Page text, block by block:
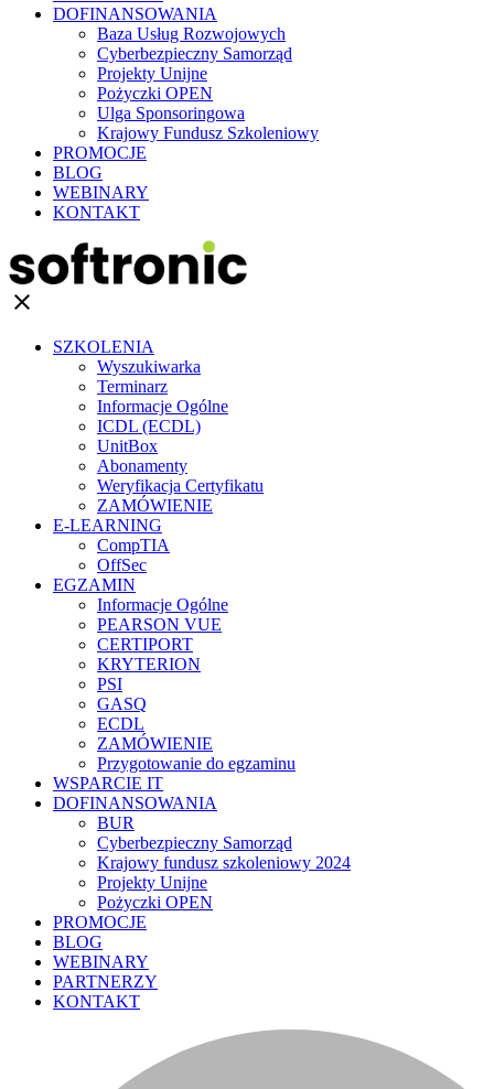
DOFINANSOWANIA
Baza Usług Rozwojowych
Cyberbezpieczny Samorząd
Projekty Unijne
Pożyczki OPEN
Ulga Sponsoringowa
Krajowy Fundusz Szkoleniowy
PROMOCJE
BLOG
WEBINARY
KONTAKT
clear
SZKOLENIA
Wyszukiwarka
Terminarz
Informacje Ogólne
ICDL (ECDL)
UnitBox
Abonamenty
Weryfikacja Certyfikatu
ZAMÓWIENIE
E-LEARNING
CompTIA
OffSec
EGZAMIN
Informacje Ogólne
PEARSON VUE
CERTIPORT
KRYTERION
PSI
GASQ
ECDL
ZAMÓWIENIE
Przygotowanie do egzaminu
WSPARCIE IT
DOFINANSOWANIA
BUR
Cyberbezpieczny Samorząd
Krajowy fundusz szkoleniowy 2024
Projekty Unijne
Pożyczki OPEN
PROMOCJE
BLOG
WEBINARY
PARTNERZY
KONTAKT